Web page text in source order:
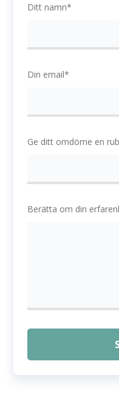
Ditt namn*
Din email*
Ge ditt omdöme en
Berätta om din